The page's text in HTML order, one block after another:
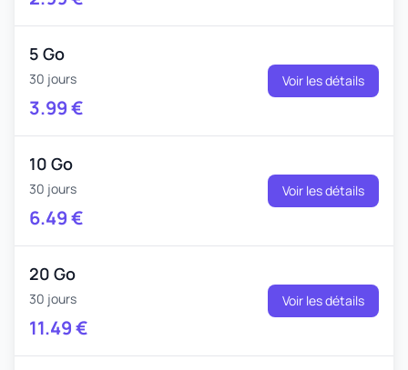
5 Go
30 jours
3.99€
Voir les détails
10 Go
30 jours
6.49€
Voir les détails
20 Go
30 jours
11.49€
Voir les détails